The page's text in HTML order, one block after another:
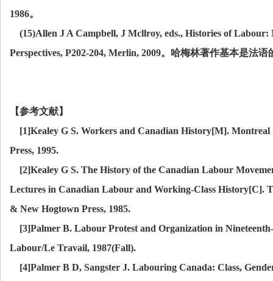
1986。
(15)Allen J A Campbell, J Mcllroy, eds., Histories of
Perspectives, P202-204, Merlin, 2009。哈梅林著作基本是法语
【参考文献】
[1]Kealey G S. Workers and Canadian History[M].
Press, 1995.
[2]Kealey G S. The History of the Canadian Labour
Lectures in Canadian Labour and Working-Class History[C].
& New Hogtown Press, 1985.
[3]Palmer B. Labour Protest and Organization in
Labour/Le Travail, 1987(Fall).
[4]Palmer B D, Sangster J. Labouring Canada: Class,